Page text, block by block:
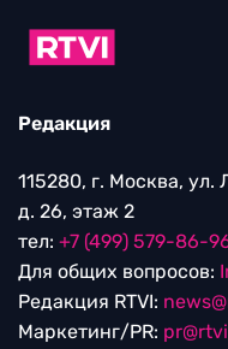
Редакция
115280, г. Москва, ул.
д. 26, этаж 2
тел: +7 (499) 579-86-
Для общих вопросов:
Редакция RTVI:
Маркетинг/PR: